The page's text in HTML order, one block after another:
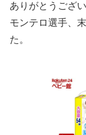
ありがとうござ
モンテロ選手、
た。